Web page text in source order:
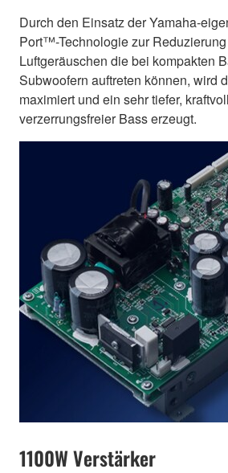
Durch den Einsatz der Yamaha-
Port™-Technologie zur
Luftgeräuschen die bei kompakten
Subwoofern auftreten können, wird
maximiert und ein sehr tiefer,
verzerrungsfreier Bass erzeugt.
1100W Verstärker